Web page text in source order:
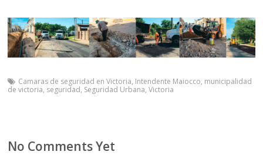
Camaras de seguridad en Victoria, Intendente Maiocco, municipalidad
de victoria, seguridad, Seguridad Urbana,Victoria
No Comments Yet